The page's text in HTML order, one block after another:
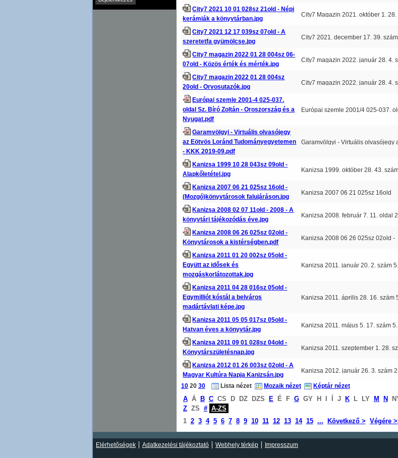
City7 2021 10 01 028sz 21old - Népi
kerámiák a könyvtárban.jpg
City7 Magazin 2021. október 1. 28.
City7 2021 12 17 039sz 07old - A
szeretetfa gyümölcse.jpg
City7 2021. december 17. 39. szám
City7 magazin 2022 01 28 004sz 06-
07old - Közös érték és mérték.jpg
City7 magazin 2022. január 28. 4.
City7 magazin 2022 01 28 004sz
20old - Orvosutazók.jpg
City7 magazin 2022. január 28. 4.
Európai szemle 2001-4 025-037.
oldal Sz. Bíró Zoltán - Oroszország és a
Nyugat.pdf
Európai szemle 2001/4 025-037.
Garamvölgyi - Virtuális olvasójegy
az Eötvös Loránd Tudományegyetemen
- KKK 2019-09.pdf
Garamvölgyi - Virtuális olvasójegy
Kanizsa 1999 10 28 043sz 09old -
Alapkőletétel.jpg
Kanizsa 1999. október 28. 43. szám
Kanizsa 2007 06 21 025sz 16old -
(Mozgó)könyvtárosok falujáráson.jpg
Kanizsa 2007 06 21 025sz 16old
Kanizsa 2008 02 07 11old - 2008 - A
könyvtári tájékozódás éve.jpg
Kanizsa 2008. február 7. 11. oldal
Kanizsa 2008 06 26 025sz 02old -
Könyvtárosok a kistérségben.pdf
Kanizsa 2008 06 26 025sz 02old -
Kanizsa 2011 01 20 002sz 05old -
Együtt az idősek és
mozgáskorlátozottak.jpg
Kanizsa 2011. január 20. 2. szám
Kanizsa 2011 04 28 016sz 05old -
Egymilliót kóstál a belváros
madártávlati képe.jpg
Kanizsa 2011. április 28. 16. szám
Kanizsa 2011 05 05 017sz 05old -
Hatvan éves a könyvtár.jpg
Kanizsa 2011. május 5. 17. szám
Kanizsa 2011 09 01 028sz 04old -
Könyvtárszületésnap.jpg
Kanizsa 2011. szeptember 1. 28.
Kanizsa 2012 01 26 003sz 02old - A
Magyar Kultúra Napja Kanizsán.jpg
Kanizsa 2012. január 26. 3. szám
10 20 30 Lista nézet Mozaik nézet Képtár nézet
A Á B C CS D DZ DZS E É F G GY H I Í J K L LY M N
Z ZS # A-ZS
1 2 3 4 5 6 7 8 9 10 11 12 13 14 15 ... Következő > Végére
Elérhetőségek Adatkezelési tájékoztató Webhely térkép Impresszum